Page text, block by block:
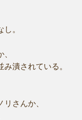
。
潰されている。
さんか、